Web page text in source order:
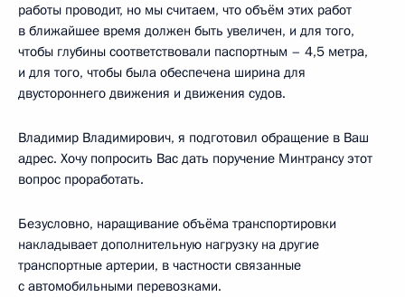
работы проводит, но мы считаем, что объём этих работ
в ближайшее время должен быть увеличен, и для того,
чтобы глубины соответствовали паспортным – 4,5 метра,
и для того, чтобы была обеспечена ширина для
двустороннего движения и движения судов.
Владимир Владимирович, я подготовил обращение в Ваш
адрес. Хочу попросить Вас дать поручение Минтрансу этот
вопрос проработать.
Безусловно, наращивание объёма транспортировки
накладывает дополнительную нагрузку на другие
транспортные артерии, в частности связанные
с автомобильными перевозками.